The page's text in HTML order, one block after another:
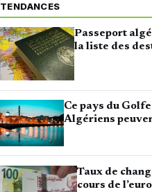
TENDANCES
Passeport
la liste des
Ce pays du
Algériens
Taux de
cours de